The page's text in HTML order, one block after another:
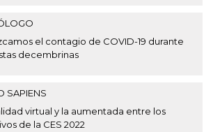
el contagio de COVID-19 durante
decembrinas
SAPIENS
virtual y la aumentada entre los
de la CES 2022